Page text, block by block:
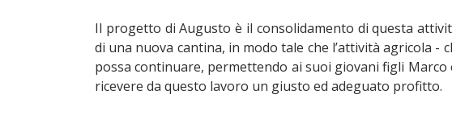
Il progetto di Augusto è il consolidamento di questa
di una nuova cantina, in modo tale che l’attività agricola -
possa continuare, permettendo ai suoi giovani figli Marco
ricevere da questo lavoro un giusto ed adeguato profitto.